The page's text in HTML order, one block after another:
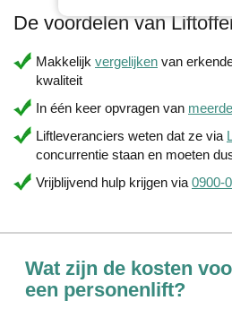
De voordelen van
Makkelijk vergelijken van
kwaliteit
In één keer opvragen van
Liftleveranciers weten dat ze via
concurrentie staan en moeten
Vrijblijvend hulp krijgen via 0900-
Wat zijn de kosten
een personenlift?